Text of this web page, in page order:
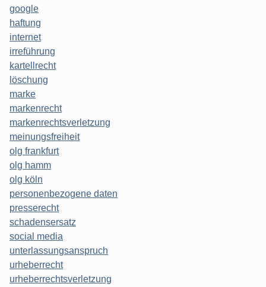
google
haftung
internet
irreführung
kartellrecht
löschung
marke
markenrecht
markenrechtsverletzung
meinungsfreiheit
olg frankfurt
olg hamm
olg köln
personenbezogene daten
presserecht
schadensersatz
social media
unterlassungsanspruch
urheberrecht
urheberrechtsverletzung